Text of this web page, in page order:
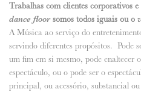
Trabalhas com clientes corporativos
dance floor somos todos iguais ou o
A Música ao serviço do
servindo diferentes propósitos. Pode
um fim em si mesmo, pode enaltecer
espectáculo, ou o pode ser o
principal, ou acessório, substancial